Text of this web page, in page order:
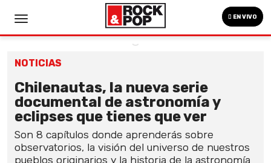
EN VIVO
NOTICIAS
Chilenautas, la nueva serie
documental de astronomía y
eclipses que tienes que ver
Son 8 capítulos donde aprenderás sobre
observatorios, la visión del universo de nuestros
pueblos originarios y la historia de la astronomía